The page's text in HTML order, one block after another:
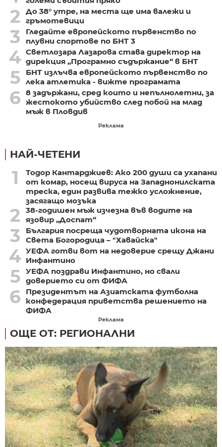
2
До 38° утре, на места ще има валежи и
гръмотевици
3
Гледайте европейското първенство по
плувни спортове по БНТ 3
4 Светлозара Лазарова става директор на
дирекция „Програмно съдържание“ в БНТ
5
БНТ излъчва европейското първенство по
лека атлетика - вижте програмата
6 8 задържани, сред които и непълнолетни, за
жестокото убийство след побой на млад
мъж в Пловдив
Реклама
НАЙ-ЧЕТЕНИ
1
Тодор Кантарджиев: Ако 200 души са ухапани
от комар, носещ вируса на Западнонилската
треска, един развива тежко усложнение,
засягащо мозъка
2
38-годишен мъж изчезна във водите на
язовир „Доспат“
3
България посреща чудотворната икона на
Света Богородица – "Хавайска"
4 УЕФА готви вот на недоверие срещу Джани
Инфантино
5 УЕФА поздрави Инфантино, но свали
доверието си от ФИФА
6
Президентът на Азиатската футболна
конфедерация приветства решението на
ФИФА
Реклама
ОЩЕ ОТ: РЕГИОНАЛНИ